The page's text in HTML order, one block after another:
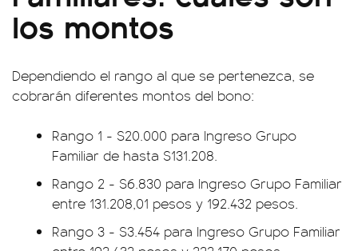
los montos
Dependiendo el rango al que se pertenezca, se
cobrarán diferentes montos del bono:
Rango 1 - $20.000 para Ingreso Grupo
Familiar de hasta $131.208.
Rango 2 - $6.830 para Ingreso Grupo Familiar
entre 131.208,01 pesos y 192.432 pesos.
Rango 3 - $3.454 para Ingreso Grupo Familiar